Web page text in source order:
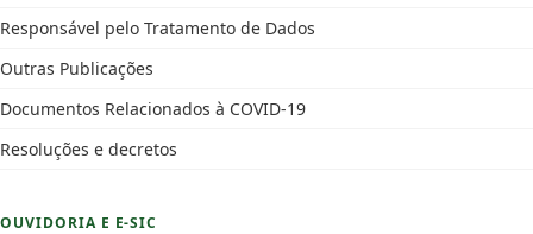
Responsável pelo Tratamento de Dados
Outras Publicações
Documentos Relacionados à COVID-19
Resoluções e decretos
OUVIDORIA E E-SIC